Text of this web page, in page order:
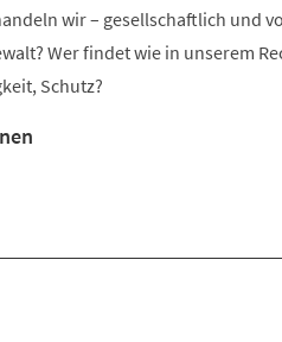
wir – gesellschaftlich und
Wer findet wie in unserem
Schutz?